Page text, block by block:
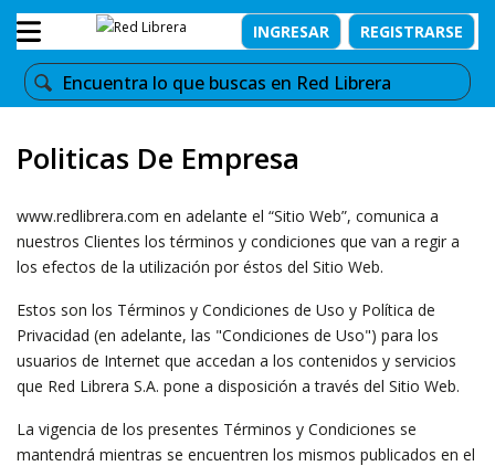
INGRESAR REGISTRARSE
Politicas De Empresa
www.redlibrera.com en adelante el “Sitio Web”, comunica a
nuestros Clientes los términos y condiciones que van a regir a
los efectos de la utilización por éstos del Sitio Web.
Estos son los Términos y Condiciones de Uso y Política de
Privacidad (en adelante, las "Condiciones de Uso") para los
usuarios de Internet que accedan a los contenidos y servicios
que Red Librera S.A. pone a disposición a través del Sitio Web.
La vigencia de los presentes Términos y Condiciones se
mantendrá mientras se encuentren los mismos publicados en el